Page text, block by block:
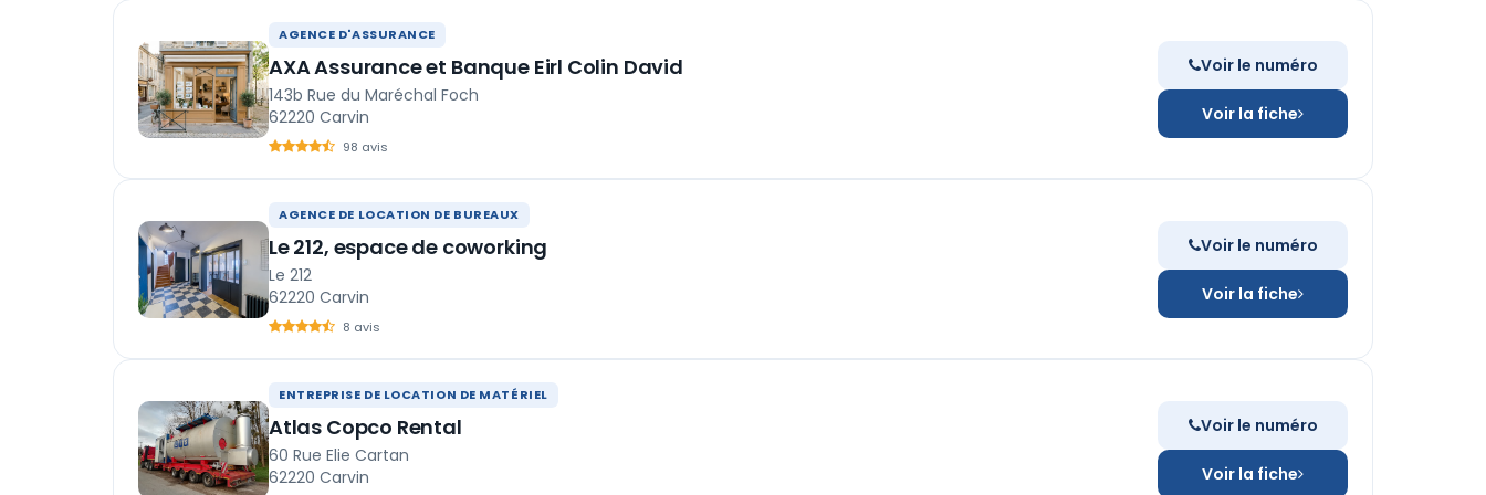
AGENCE D'ASSURANCE
AXA Assurance et Banque Eirl Colin David
143b Rue du Maréchal Foch
62220 Carvin
98 avis
Voir le numéro
Voir la fiche
AGENCE DE LOCATION DE BUREAUX
Le 212, espace de coworking
Le 212
62220 Carvin
8 avis
Voir le numéro
Voir la fiche
ENTREPRISE DE LOCATION DE MATÉRIEL
Atlas Copco Rental
60 Rue Elie Cartan
62220 Carvin
Voir le numéro
Voir la fiche